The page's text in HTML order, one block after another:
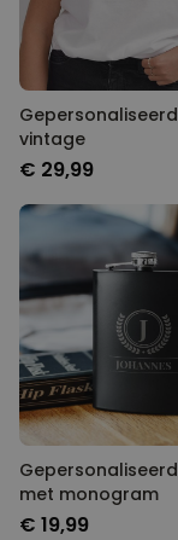
vintage
€ 29,99
met monogram
€ 19,99